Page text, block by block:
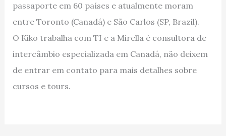
passaporte em 60 países e atualmente moram
entre Toronto (Canadá) e São Carlos (SP, Brazil).
O Kiko trabalha com TI e a Mirella é consultora de
intercâmbio especializada em Canadá, não deixem
de entrar em contato para mais detalhes sobre
cursos e tours.